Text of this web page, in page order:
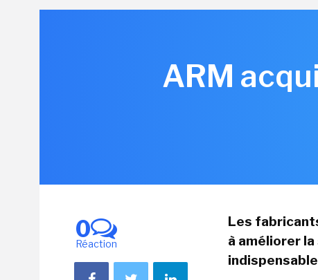
ARM
0
Réaction
Les
à améliorer